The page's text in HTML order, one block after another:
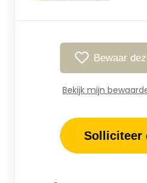
Bewaar
Bekijk mijn
Solliciteer